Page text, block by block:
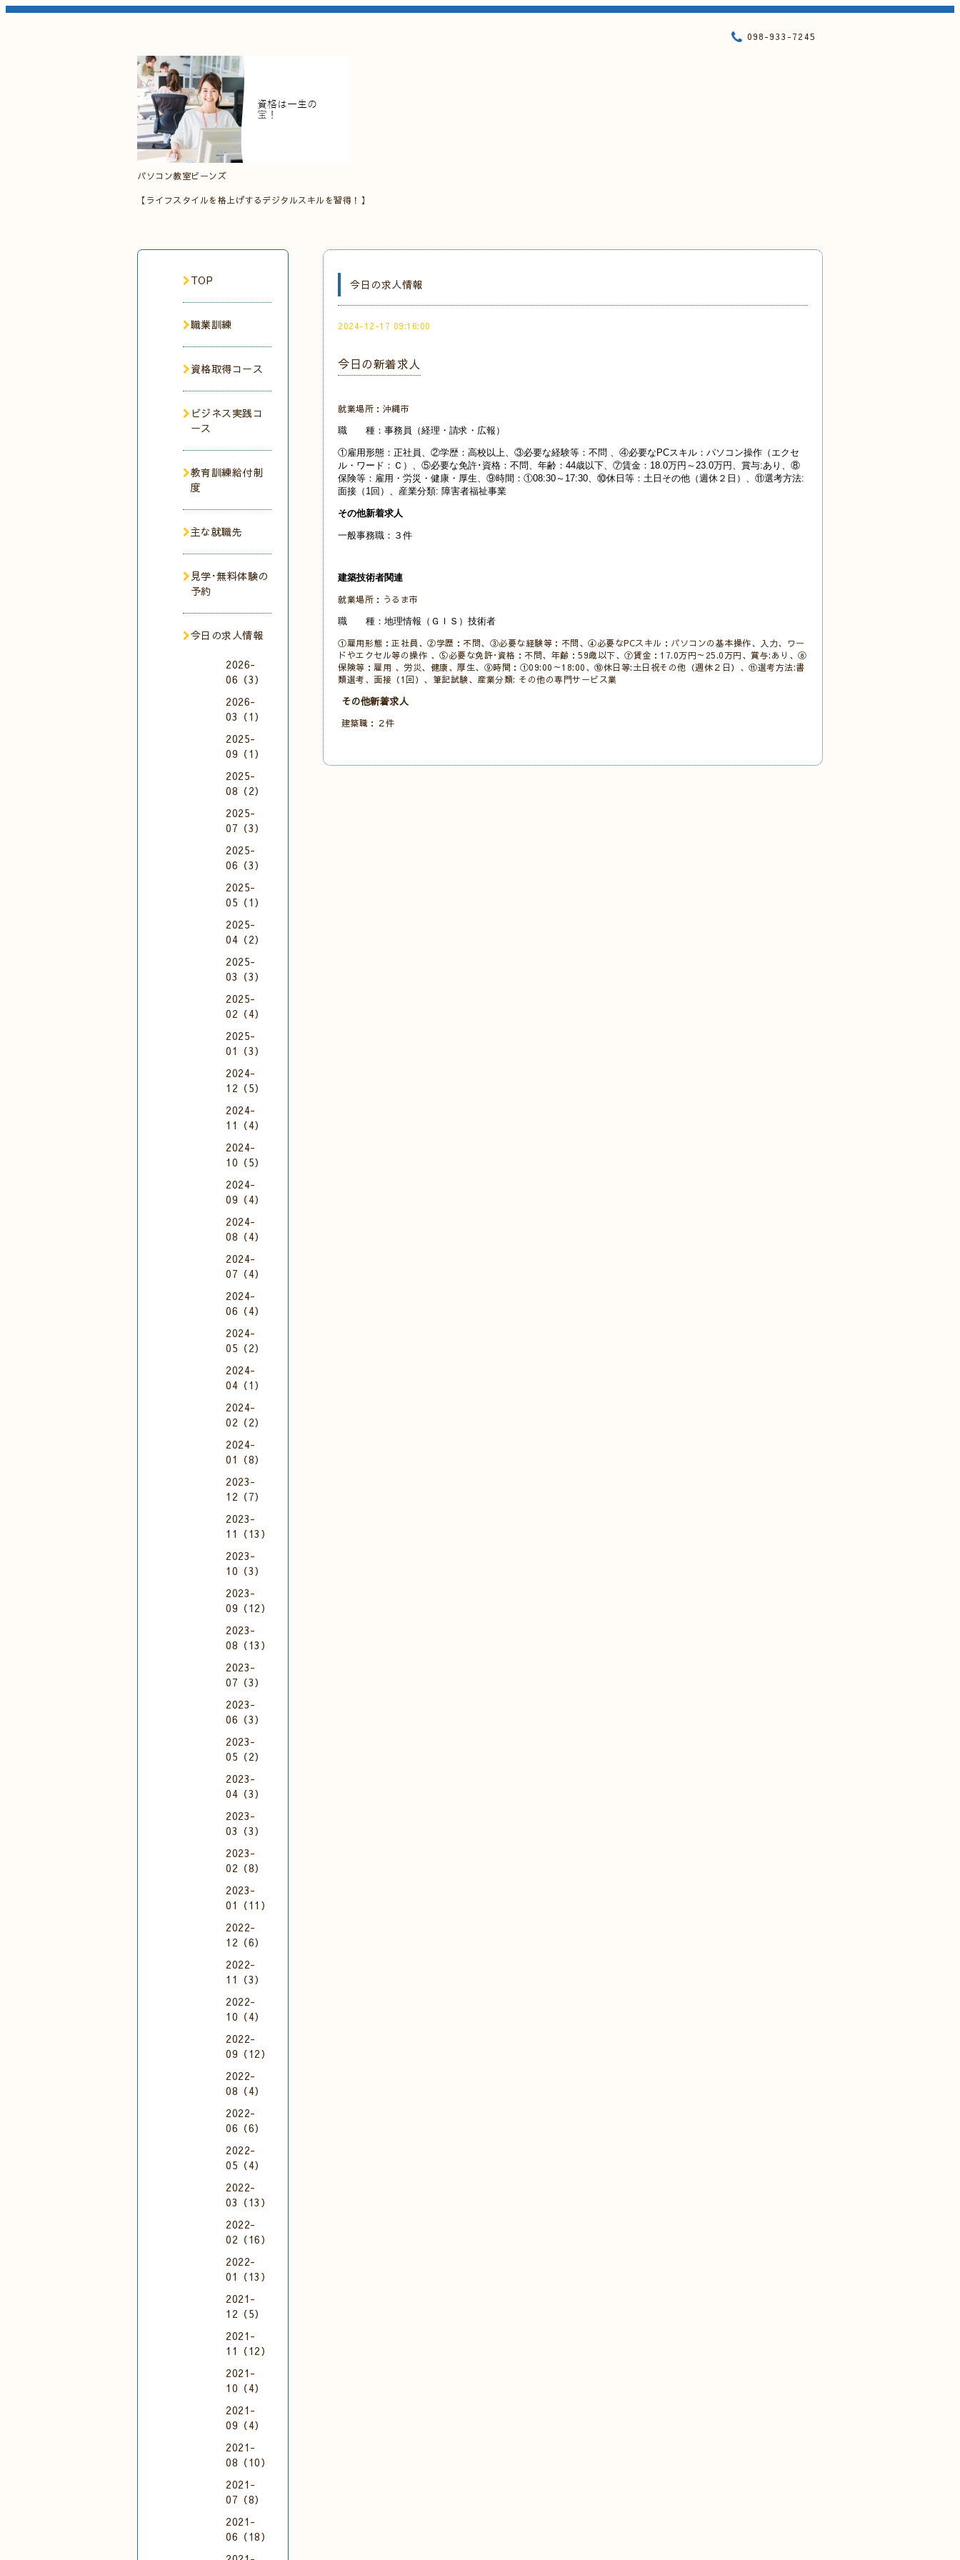
パソコン教室ビーンズ
【ライフスタイルを格上げするデジタルスキルを習得！】
098-933-7245
今日の求人情報
2024-12-17 09:16:00
今日の新着求人
就業場所：沖縄市
職 種：事務員（経理・請求・広報）
①雇用形態：正社員、②学歴：高校以上、③必要な経験等：不問 、④必要なPCスキル：パソコン操作（エクセ
ル・ワード：Ｃ）、⑤必要な免許･資格：不問、年齢：44歳以下、⑦賃金：18.0万円～23.0万円、賞与:あり、⑧
保険等：雇用・労災・健康・厚生、⑨時間：①08:30～17:30、⑩休日等：土日その他（週休２日）、⑪選考方法:
面接（1回）、産業分類: 障害者福祉事業
その他新着求人
一般事務職：３件
建築技術者関連
就業場所：うるま市
職 種：地理情報（ＧＩＳ）技術者
①雇用形態：正社員、②学歴：不問、③必要な経験等：不問、④必要なPCスキル：パソコンの基本操作、入力、ワー
ドやエクセル等の操作 、⑤必要な免許･資格：不問、年齢：59歳以下、⑦賃金：17.0万円～25.0万円、賞与:あり、⑧
保険等：雇用 、労災、健康、厚生、⑨時間：①09:00～18:00、⑩休日等:土日祝その他（週休２日）、⑪選考方法:書
類選考、面接（1回）、筆記試験、産業分類: その他の専門サービス業
その他新着求人
建築職：２件
TOP
職業訓練
資格取得コース
ビジネス実践コ
ース
教育訓練給付制
度
主な就職先
見学･無料体験の
予約
今日の求人情報
2026-
06（3）
2026-
03（1）
2025-
09（1）
2025-
08（2）
2025-
07（3）
2025-
06（3）
2025-
05（1）
2025-
04（2）
2025-
03（3）
2025-
02（4）
2025-
01（3）
2024-
12（5）
2024-
11（4）
2024-
10（5）
2024-
09（4）
2024-
08（4）
2024-
07（4）
2024-
06（4）
2024-
05（2）
2024-
04（1）
2024-
02（2）
2024-
01（8）
2023-
12（7）
2023-
11（13）
2023-
10（3）
2023-
09（12）
2023-
08（13）
2023-
07（3）
2023-
06（3）
2023-
05（2）
2023-
04（3）
2023-
03（3）
2023-
02（8）
2023-
01（11）
2022-
12（6）
2022-
11（3）
2022-
10（4）
2022-
09（12）
2022-
08（4）
2022-
06（6）
2022-
05（4）
2022-
03（13）
2022-
02（16）
2022-
01（13）
2021-
12（5）
2021-
11（12）
2021-
10（4）
2021-
09（4）
2021-
08（10）
2021-
07（8）
2021-
06（18）